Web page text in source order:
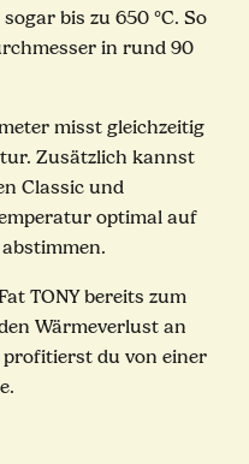
bis zu 650 °C. So
in rund 90
misst gleichzeitig
Zusätzlich kannst
Classic und
optimal auf
TONY bereits zum
Wärmeverlust an
du von einer